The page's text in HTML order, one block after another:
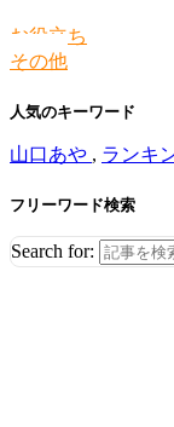
お役立ち
その他
人気のキーワード
山口あや , ランキ
フリーワード検索
Search for: